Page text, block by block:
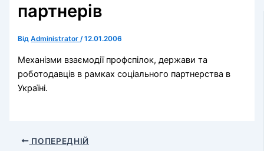
партнерів
ВідAdministrator/12.01.2006
Механізми взаємодії профспілок, держави та
роботодавців в рамках соціального партнерства в
Україні.
ПОПЕРЕДНІЙ